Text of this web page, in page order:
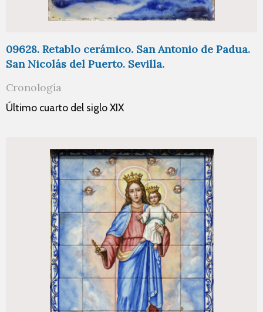
09628. Retablo cerámico. San Antonio de Padua.
San Nicolás del Puerto. Sevilla.
Cronología
Último cuarto del siglo XIX